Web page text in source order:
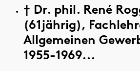
† Dr. phil. René
(61jährig),
Allgemeinen
1955-1969...